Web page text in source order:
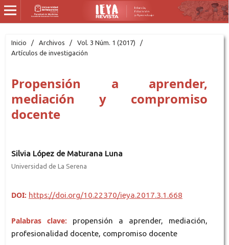
Inicio / Archivos / Vol. 3 Núm. 1 (2017)
/
Artículos de investigación
Propensión a aprender,
mediación y compromiso
docente
Silvia López de Maturana Luna
Universidad de La Serena
DOI: https://doi.org/10.22370/ieya.2017.3.1.668
Palabras clave:
propensión a aprender, mediación,
profesionalidad docente, compromiso docente